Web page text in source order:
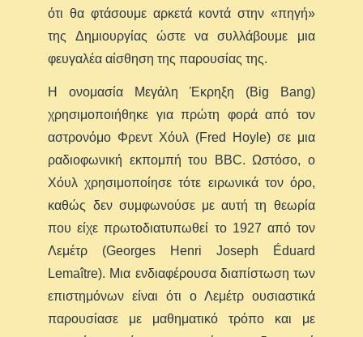
ότι θα φτάσουμε αρκετά κοντά στην «πηγή»
της Δημιουργίας ώστε να συλλάβουμε μια
φευγαλέα αίσθηση της παρουσίας της.
Η ονομασία Μεγάλη Έκρηξη (Big Bang)
χρησιμοποιήθηκε για πρώτη φορά από τον
αστρονόμο Φρεντ Χόυλ (Fred Hoyle) σε μια
ραδιοφωνική εκπομπή του BBC. Ωστόσο, ο
Χόυλ χρησιμοποίησε τότε ειρωνικά τον όρο,
καθώς δεν συμφωνούσε με αυτή τη θεωρία
που είχε πρωτοδιατυπωθεί το 1927 από τον
Λεμέτρ (Georges Henri Joseph Éduard
Lemaître). Μια ενδιαφέρουσα διαπίστωση των
επιστημόνων είναι ότι ο Λεμέτρ ουσιαστικά
παρουσίασε με μαθηματικό τρόπο και με